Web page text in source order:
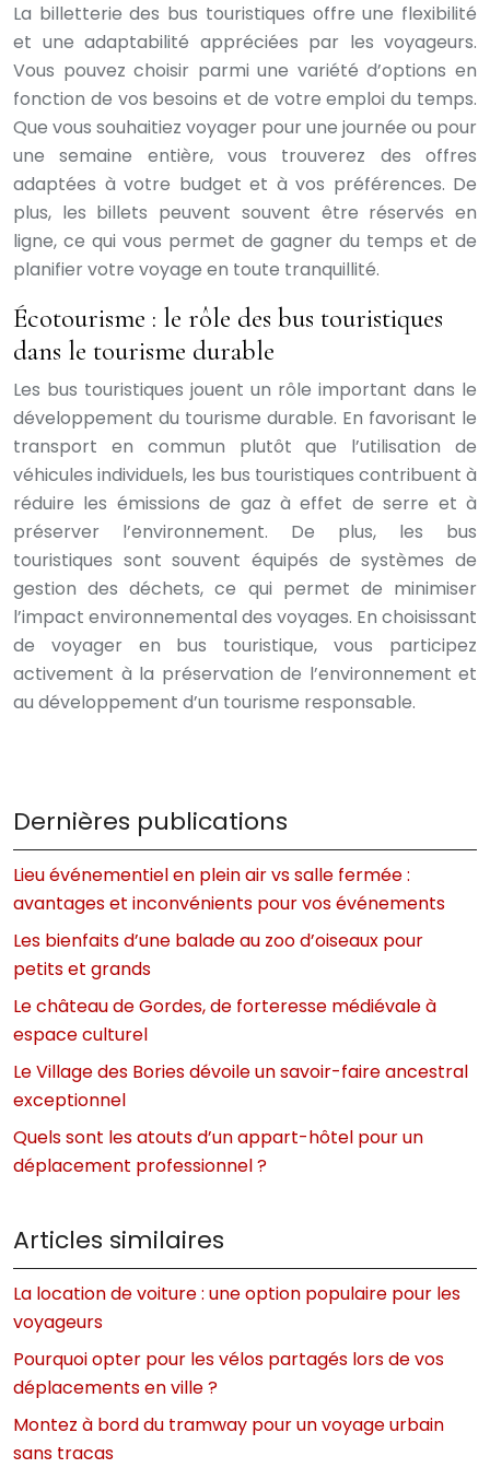
La billetterie des bus touristiques offre une flexibilité
et une adaptabilité appréciées par les voyageurs.
Vous pouvez choisir parmi une variété d’options en
fonction de vos besoins et de votre emploi du temps.
Que vous souhaitiez voyager pour une journée ou pour
une semaine entière, vous trouverez des offres
adaptées à votre budget et à vos préférences. De
plus, les billets peuvent souvent être réservés en
ligne, ce qui vous permet de gagner du temps et de
planifier votre voyage en toute tranquillité.
Écotourisme : le rôle des bus touristiques
dans le tourisme durable
Les bus touristiques jouent un rôle important dans le
développement du tourisme durable. En favorisant le
transport en commun plutôt que l’utilisation de
véhicules individuels, les bus touristiques contribuent à
réduire les émissions de gaz à effet de serre et à
préserver l’environnement. De plus, les bus
touristiques sont souvent équipés de systèmes de
gestion des déchets, ce qui permet de minimiser
l’impact environnemental des voyages. En choisissant
de voyager en bus touristique, vous participez
activement à la préservation de l’environnement et
au développement d’un tourisme responsable.
Dernières publications
Lieu événementiel en plein air vs salle fermée :
avantages et inconvénients pour vos événements
Les bienfaits d’une balade au zoo d’oiseaux pour
petits et grands
Le château de Gordes, de forteresse médiévale à
espace culturel
Le Village des Bories dévoile un savoir-faire ancestral
exceptionnel
Quels sont les atouts d’un appart-hôtel pour un
déplacement professionnel ?
Articles similaires
La location de voiture : une option populaire pour les
voyageurs
Pourquoi opter pour les vélos partagés lors de vos
déplacements en ville ?
Montez à bord du tramway pour un voyage urbain
sans tracas